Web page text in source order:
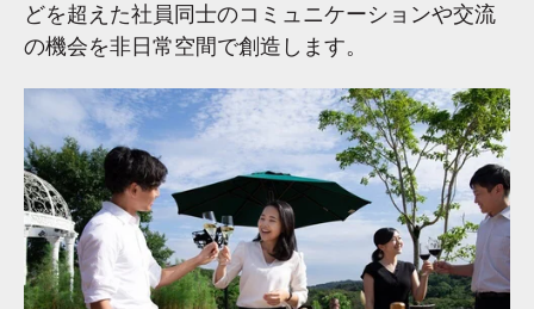
どを超えた社員同士のコミュニケーションや交流
の機会を非日常空間で創造します。